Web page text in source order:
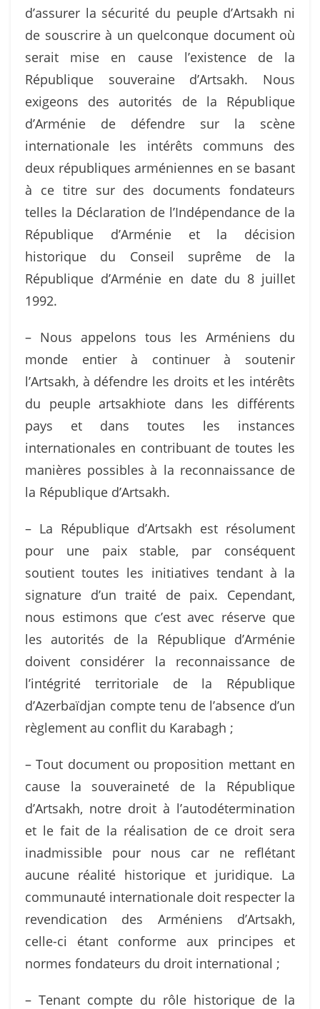
d’assurer la sécurité du peuple d’Artsakh ni
de souscrire à un quelconque document où
serait mise en cause l’existence de la
République souveraine d’Artsakh. Nous
exigeons des autorités de la République
d’Arménie de défendre sur la scène
internationale les intérêts communs des
deux républiques arméniennes en se basant
à ce titre sur des documents fondateurs
telles la Déclaration de l’Indépendance de la
République d’Arménie et la décision
historique du Conseil suprême de la
République d’Arménie en date du 8 juillet
1992.
– Nous appelons tous les Arméniens du
monde entier à continuer à soutenir
l’Artsakh, à défendre les droits et les intérêts
du peuple artsakhiote dans les différents
pays et dans toutes les instances
internationales en contribuant de toutes les
manières possibles à la reconnaissance de
la République d’Artsakh.
– La République d’Artsakh est résolument
pour une paix stable, par conséquent
soutient toutes les initiatives tendant à la
signature d’un traité de paix. Cependant,
nous estimons que c’est avec réserve que
les autorités de la République d’Arménie
doivent considérer la reconnaissance de
l’intégrité territoriale de la République
d’Azerbaïdjan compte tenu de l’absence d’un
règlement au conflit du Karabagh ;
– Tout document ou proposition mettant en
cause la souveraineté de la République
d’Artsakh, notre droit à l’autodétermination
et le fait de la réalisation de ce droit sera
inadmissible pour nous car ne reflétant
aucune réalité historique et juridique. La
communauté internationale doit respecter la
revendication des Arméniens d’Artsakh,
celle-ci étant conforme aux principes et
normes fondateurs du droit international ;
– Tenant compte du rôle historique de la